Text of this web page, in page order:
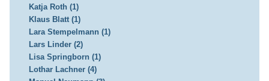
Katja Roth (1)
Klaus Blatt (1)
Lara Stempelmann (1)
Lars Linder (2)
Lisa Springborn (1)
Lothar Lachner (4)